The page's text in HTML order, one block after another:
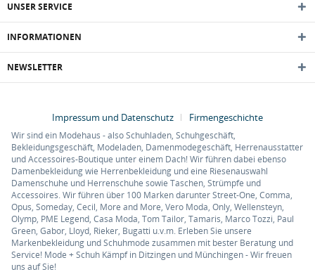
UNSER SERVICE
INFORMATIONEN
NEWSLETTER
Impressum und Datenschutz Firmengeschichte
Wir sind ein Modehaus - also Schuhladen, Schuhgeschäft,
Bekleidungsgeschäft, Modeladen, Damenmodegeschäft, Herrenausstatter
und Accessoires-Boutique unter einem Dach! Wir führen dabei ebenso
Damenbekleidung wie Herrenbekleidung und eine Riesenauswahl
Damenschuhe und Herrenschuhe sowie Taschen, Strümpfe und
Accessoires. Wir führen über 100 Marken darunter Street-One, Comma,
Opus, Someday, Cecil, More and More, Vero Moda, Only, Wellensteyn,
Olymp, PME Legend, Casa Moda, Tom Tailor, Tamaris, Marco Tozzi, Paul
Green, Gabor, Lloyd, Rieker, Bugatti u.v.m. Erleben Sie unsere
Markenbekleidung und Schuhmode zusammen mit bester Beratung und
Service! Mode + Schuh Kämpf in Ditzingen und Münchingen - Wir freuen
uns auf Sie!